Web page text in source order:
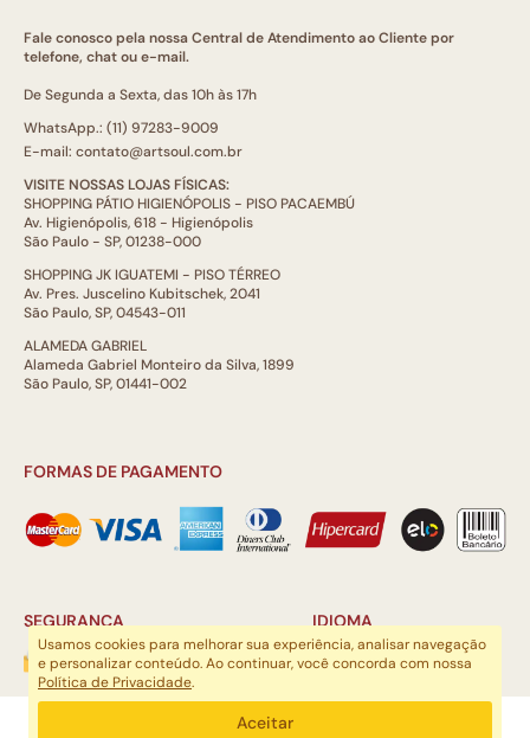
Fale conosco pela nossa Central de Atendimento ao Cliente por
telefone, chat ou e-mail.
De Segunda a Sexta, das 10h às 17h
WhatsApp.: (11) 97283-9009
E-mail: contato@artsoul.com.br
VISITE NOSSAS LOJAS FÍSICAS:
SHOPPING PÁTIO HIGIENÓPOLIS - PISO PACAEMBÚ
Av. Higienópolis, 618 - Higienópolis
São Paulo - SP, 01238-000
SHOPPING JK IGUATEMI - PISO TÉRREO
Av. Pres. Juscelino Kubitschek, 2041
São Paulo, SP, 04543-011
ALAMEDA GABRIEL
Alameda Gabriel Monteiro da Silva, 1899
São Paulo, SP, 01441-002
FORMAS DE PAGAMENTO
SEGURANÇA IDIOMA
ARTSOUL COMUNICAÇÃO DIGITAL LTDA | CNPJ: 29.752.781/0001-52
Usamos cookies para melhorar sua experiência, analisar navegação
e personalizar conteúdo. Ao continuar, você concorda com nossa
Política de Privacidade.
Aceitar